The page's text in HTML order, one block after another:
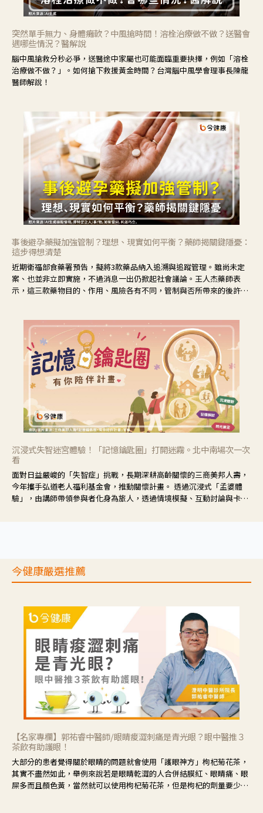
突然單手無力、身體癱軟？中風搶時間！溶栓治療做不做？送醫會
遇哪些情況？醫解說
腦中風搶救分秒必爭，送醫途中家屬也可能面臨重要抉擇，例如「溶栓
治療做不做？」。如何搶下救援黃金時間？台灣腦中風學會理事長陳龍
醫師解說！
事後避孕藥擬加強管制？理想、現實如何平衡？藥師揭關鍵隱憂：
這步得想清楚
近期衛福部食藥署預告，擬將3款藥品納入追溯與追蹤管理。雖尚未定
案、也並非立即實施，不過消息一出仍掀起社會議論。王人杰藥師表
示，這三款藥物目的、作用、風險各有不同，管制與否所帶來的後許影
沉浸式失智迷宮體驗！「記憶鑰匙圈」打開迷霧。北中南場次一次
看
面對日益嚴峻的「失智症」挑戰，長期深耕高齡關懷的三商美邦人壽，
今年攜手弘道老人福利基金會，推動關懷計畫。 透過沉浸式「孟婆體
驗」，由講師帶領參與者化身為旅人，透過情境模擬、互動討論與卡牌
今健康嚴選推薦
【名家專欄】郭祐睿中醫師/眼睛痠澀刺痛是青光眼？眼中醫推３
茶飲有助護眼！
大部分的患者覺得關於眼睛的問題就會使用「護眼神方」枸杞菊花茶，
其實不盡然如此，舉例來說若是眼睛乾澀的人合併結膜紅、眼睛痛、眼
屎多而且顏色黃，當然就可以使用枸杞菊花茶，但是枸杞的劑量要少，